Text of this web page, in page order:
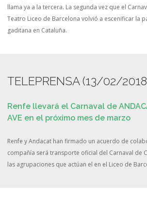
llama ya a la tercera. La segunda vez que el
Teatro Liceo de Barcelona volvió a escenificar la
gaditana en Cataluña.
TELEPRENSA (13/02/
Renfe llevará el Carnaval de
AVE en el próximo mes de marzo
Renfe y Andacat han firmado un acuerdo de
compañía será transporte oficial del Carnaval de
las agrupaciones que actúan el en el Liceo de